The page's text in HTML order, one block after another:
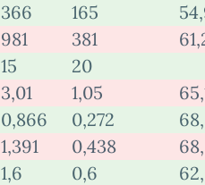
366 165
981 381
15
20
3,01 1,05
0,866 0,272
1,391 0,438
1,6 0,6